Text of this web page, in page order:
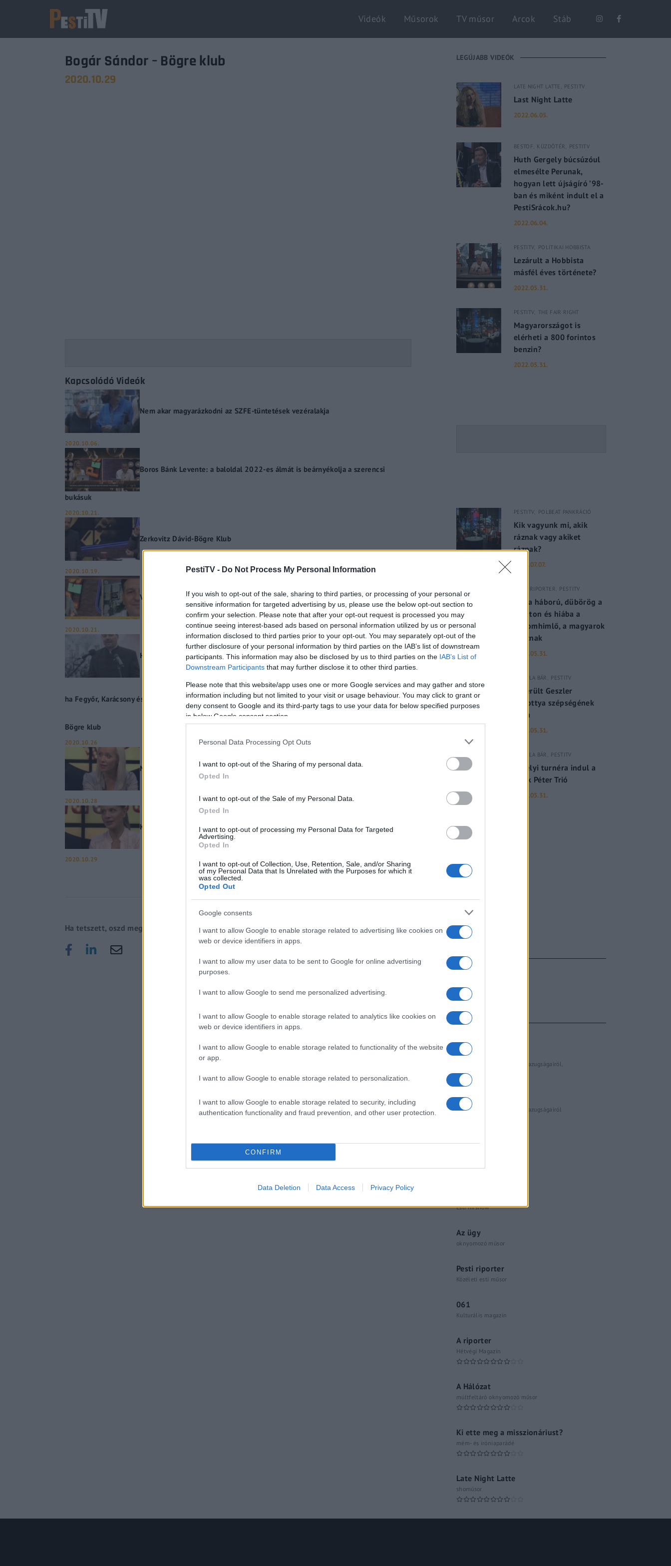
PestiTV - Do Not Process My Personal Information
If you wish to opt-out of the sale, sharing to third parties, or processing of your personal or
sensitive information for targeted advertising by us, please use the below opt-out section to
confirm your selection. Please note that after your opt-out request is processed you may
continue seeing interest-based ads based on personal information utilized by us or personal
information disclosed to third parties prior to your opt-out. You may separately opt-out of the
further disclosure of your personal information by third parties on the IAB’s list of downstream
participants. This information may also be disclosed by us to third parties on the IAB’s List of
Downstream Participants that may further disclose it to other third parties.
Please note that this website/app uses one or more Google services and may gather and store
information including but not limited to your visit or usage behaviour. You may click to grant or
deny consent to Google and its third-party tags to use your data for below specified purposes
in below Google consent section.
Personal Data Processing Opt Outs
I want to opt-out of the Sharing of my personal data.
Opted In
I want to opt-out of the Sale of my Personal Data.
Opted In
I want to opt-out of processing my Personal Data for Targeted
Advertising.
Opted In
I want to opt-out of Collection, Use, Retention, Sale, and/or Sharing
of my Personal Data that Is Unrelated with the Purposes for which it
was collected.
Opted Out
Google consents
I want to allow Google to enable storage related to advertising like cookies on
web or device identifiers in apps.
I want to allow my user data to be sent to Google for online advertising
purposes.
I want to allow Google to send me personalized advertising.
I want to allow Google to enable storage related to analytics like cookies on
web or device identifiers in apps.
I want to allow Google to enable storage related to functionality of the website
or app.
I want to allow Google to enable storage related to personalization.
I want to allow Google to enable storage related to security, including
authentication functionality and fraud prevention, and other user protection.
CONFIRM
Data Deletion Data Access Privacy Policy
Videók Műsorok TV műsor Arcok Stáb
Bogár Sándor – Bögre klub
2020.10.29
Kapcsolódó Videók
Nem akar magyarázkodni az SZFE-tüntetések vezéralakja
2020.10.06.
Boros Bánk Levente: a baloldal 2022-es álmát is beárnyékolja a szerencsi
bukásuk
2020.10.21.
Zerkovitz Dávid-Bögre Klub
2020.10.19.
Varga Balázs-Bögre Klub
2020.10.21.
Huth Gergely bicskei ünnepi beszéde – A bolsevikok 2010 után eltűntek volna,
ha Fegyőr, Karácsony és Jakab nem dob nekik mentőövet Dr. Pacher Tibor –
Bögre klub
2020.10.26
Manninger Beáta – Bögre klub
2020.10.28
Király Nóra – Bögre klub
2020.10.29
Ha tetszett, oszd meg!
LEGÚJABB VIDEÓK
LATE NIGHT LATTE PESTITV
Last Night Latte
2022.06.05.
BESTOF KÜZDŐTÉR PESTITV
Huth Gergely búcsúzóul
elmesélte Perunak,
hogyan lett újságíró ’98-
ban és miként indult el a
PestiSrácok.hu?
2022.06.04.
PESTITV POLITIKAI HOBBISTA
Lezárult a Hobbista
másfél éves története?
2022.05.31.
PESTITV THE FAIR RIGHT
Magyarországot is
elérheti a 800 forintos
benzin?
2022.05.31.
PESTITV POLBEAT PANKRÁCIÓ
Kik vagyunk mi, akik
ráznak vagy akiket
ráznak?
2022.07.07.
PESTI RIPORTER PESTITV
Dúl a háború, dübörög a
Balaton és hiába a
majomhimlő, a magyarok
utaznak
2022.05.31.
GERILLA BÁR PESTITV
Kiderült Geszler
Dorottya szépségének
titka
2022.05.31.
GERILLA BÁR PESTITV
Erdélyi turnéra indul a
Sárik Péter Trió
2022.05.31.
FŐCÍM
AJÁNLOTT VIDEÓK
Libernyákok
elemző műsor a baloldal hazugságairól
Görbe tükör a baloldalról
Számok és tények
elemző műsor a baloldal hazugságairól
talk-show
Hópelyhek olvadása
Esti hírshow
Az ügy
oknyomozó műsor
Pesti riporter
Közéleti esti műsor
061
Kulturális magazin
A riporter
Hétvégi Magazin
A Hálózat
múltfeltáró oknyomozó műsor
Ki ette meg a misszionáriust?
mém- és iróniaparádé
Late Night Latte
shoműsor
Lost Your Password?